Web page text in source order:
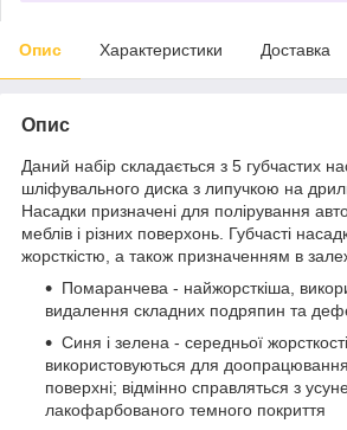
Опис Характеристики Доставка
Опис
Даний набір складається з 5 губчастих
шліфувального диска з липучкою на
Насадки призначені для полірування
меблів і різних поверхонь. Губчасті
жорсткістю, а також призначенням в
Помаранчева - найжорсткіша,
видалення складних подряпин та
Синя і зелена - середньої жорсткості,
використовуються для
поверхні; відмінно справляться з
лакофарбованого темного покриття